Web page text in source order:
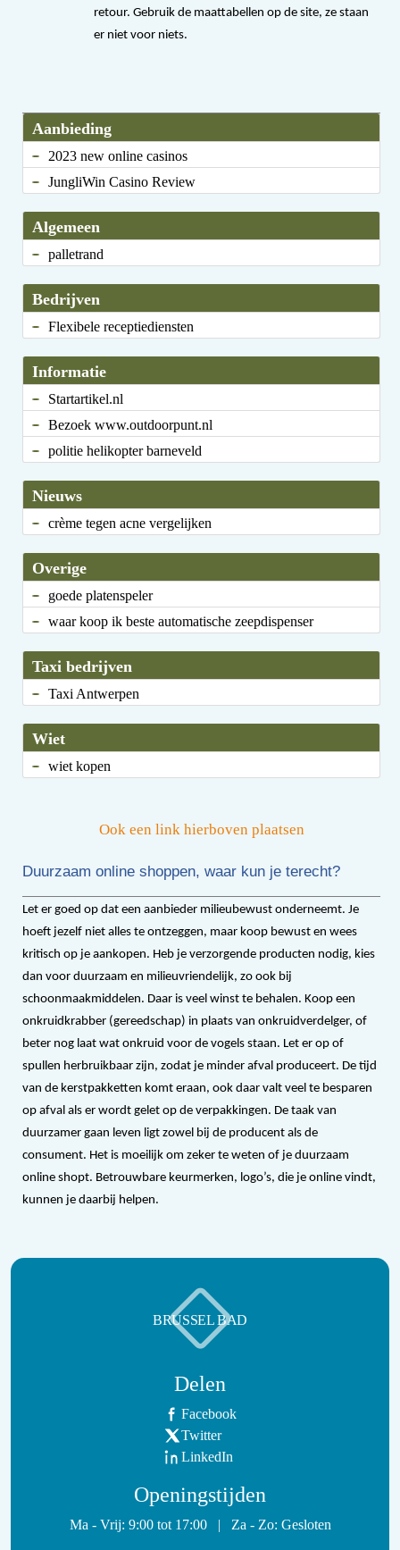
retour. Gebruik de maattabellen op de site, ze staan
er niet voor niets.
Aanbieding
2023 new online casinos
JungliWin Casino Review
Algemeen
palletrand
Bedrijven
Flexibele receptiediensten
Informatie
Startartikel.nl
Bezoek www.outdoorpunt.nl
politie helikopter barneveld
Nieuws
crème tegen acne vergelijken
Overige
goede platenspeler
waar koop ik beste automatische zeepdispenser
Taxi bedrijven
Taxi Antwerpen
Wiet
wiet kopen
Ook een link hierboven plaatsen
Duurzaam online shoppen, waar kun je terecht?
Let er goed op dat een aanbieder milieubewust onderneemt. Je
hoeft jezelf niet alles te ontzeggen, maar koop bewust en wees
kritisch op je aankopen. Heb je verzorgende producten nodig, kies
dan voor duurzaam en milieuvriendelijk, zo ook bij
schoonmaakmiddelen. Daar is veel winst te behalen. Koop een
onkruidkrabber (gereedschap) in plaats van onkruidverdelger, of
beter nog laat wat onkruid voor de vogels staan. Let er op of
spullen herbruikbaar zijn, zodat je minder afval produceert. De tijd
van de kerstpakketten komt eraan, ook daar valt veel te besparen
op afval als er wordt gelet op de verpakkingen. De taak van
duurzamer gaan leven ligt zowel bij de producent als de
consument. Het is moeilijk om zeker te weten of je duurzaam
online shopt. Betrouwbare keurmerken, logo’s, die je online vindt,
kunnen je daarbij helpen.
BRUSSEL BAD
Delen
Facebook
Twitter
LinkedIn
Openingstijden
Ma - Vrij: 9:00 tot 17:00 | Za - Zo: Gesloten